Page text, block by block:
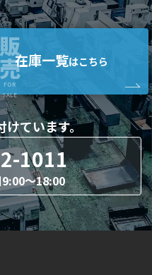
販
売
FOR
SALE
在庫一覧はこちら
けています。
1011
〜18:00